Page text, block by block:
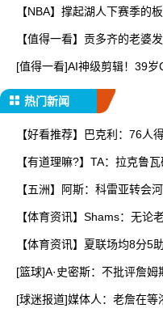
【NBA】撑起湖人下赛季的
【值得一看】贡多齐的老婆
[值得一看]AI神级剪辑！39
热门新闻
【好看推荐】巴克利：76人
【有道理嘛?】TA：拉克鲁
【五洲】阿斯：科雷亚转会
【体育资讯】Shams：无论
【体育资讯】夏联场均8分5
[篮球]A·史密斯：不批评詹
[球迷报道]媒体人：老詹在